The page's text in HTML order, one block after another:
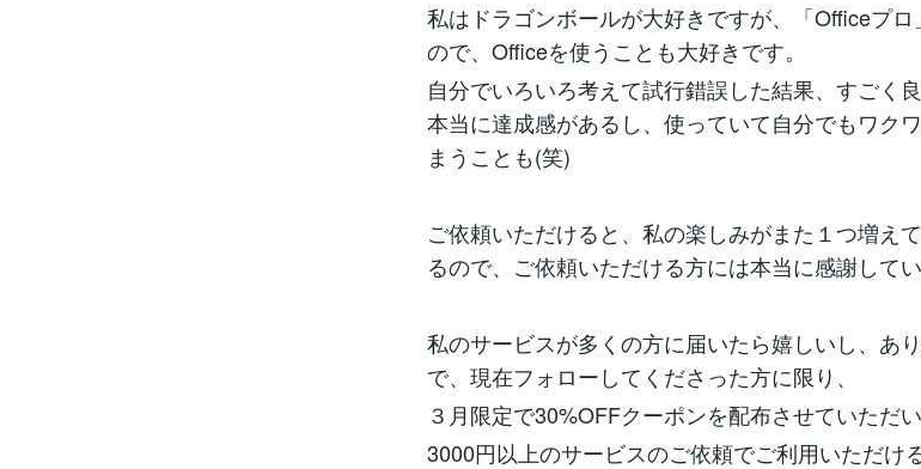
私はドラゴンボールが大好きですが、「Officeプ
ので、Officeを使うことも大好きです。
自分でいろいろ考えて試行錯誤した結果、すごく
本当に達成感があるし、使っていて自分でもワク
まうことも(笑)
ご依頼いただけると、私の楽しみがまた１つ増え
るので、ご依頼いただける方には本当に感謝してい
私のサービスが多くの方に届いたら嬉しいし、あ
で、現在フォローしてくださった方に限り、
３月限定で30%OFFクーポンを配布させていただい
3000円以上のサービスのご依頼でご利用いただけ